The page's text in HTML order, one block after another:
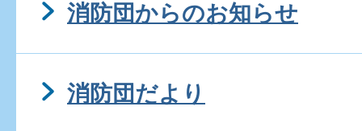
消防団からのお知らせ
消防団だより